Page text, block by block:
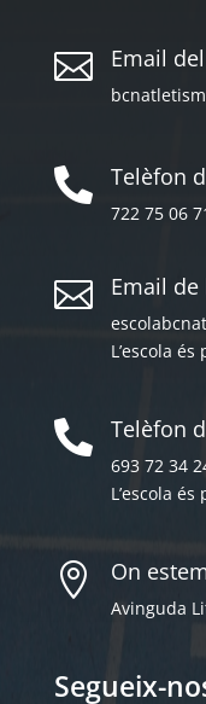
 Email
 Telèfon
722 75 06
 Email de
L’escola
 Telèfon
693 72 34
L’escola
 On
Avinguda
Segueix-